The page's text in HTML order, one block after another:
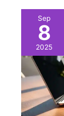
Sep
8
2025